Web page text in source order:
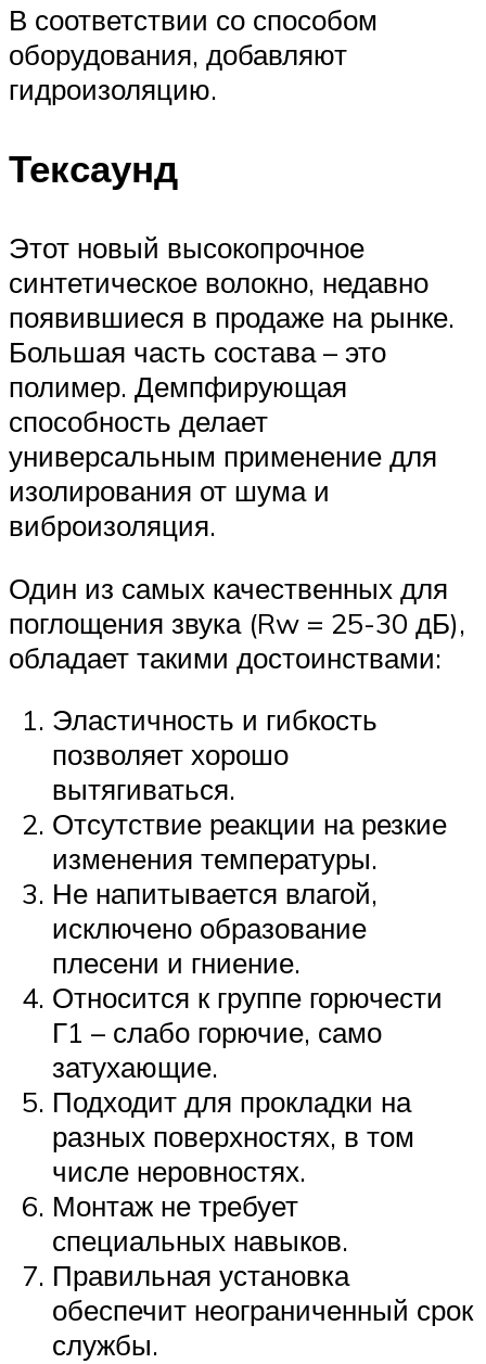
В соответствии со способом
оборудования, добавляют
гидроизоляцию.
Тексаунд
Этот новый высокопрочное
синтетическое волокно, недавно
появившиеся в продаже на рынке.
Большая часть состава – это
полимер. Демпфирующая
способность делает
универсальным применение для
изолирования от шума и
виброизоляция.
Один из самых качественных для
поглощения звука (Rw = 25-30 дБ),
обладает такими достоинствами:
Эластичность и гибкость
позволяет хорошо
вытягиваться.
Отсутствие реакции на резкие
изменения температуры.
Не напитывается влагой,
исключено образование
плесени и гниение.
Относится к группе горючести
Г1 – слабо горючие, само
затухающие.
Подходит для прокладки на
разных поверхностях, в том
числе неровностях.
Монтаж не требует
специальных навыков.
Правильная установка
обеспечит неограниченный срок
службы.